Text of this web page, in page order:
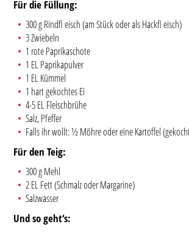
Für die Füllung:
300 g Rindfl eisch (am Stück oder als Hackfl eisch)
3 Zwiebeln
1 rote Paprikaschote
1 EL Paprikapulver
1 EL Kümmel
1 hart gekochtes Ei
4-5 EL Fleischbrühe
Salz, Pfeffer
Falls ihr wollt: ½ Möhre oder eine Kartoffel
Für den Teig:
300 g Mehl
2 EL Fett (Schmalz oder Margarine)
Salzwasser
Und so geht‘s: